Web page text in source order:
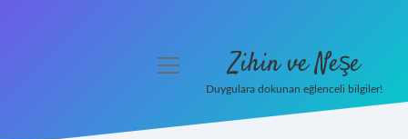
menüyü
Zihin ve Neşe
Duygulara dokunan eğlenceli bilgiler!